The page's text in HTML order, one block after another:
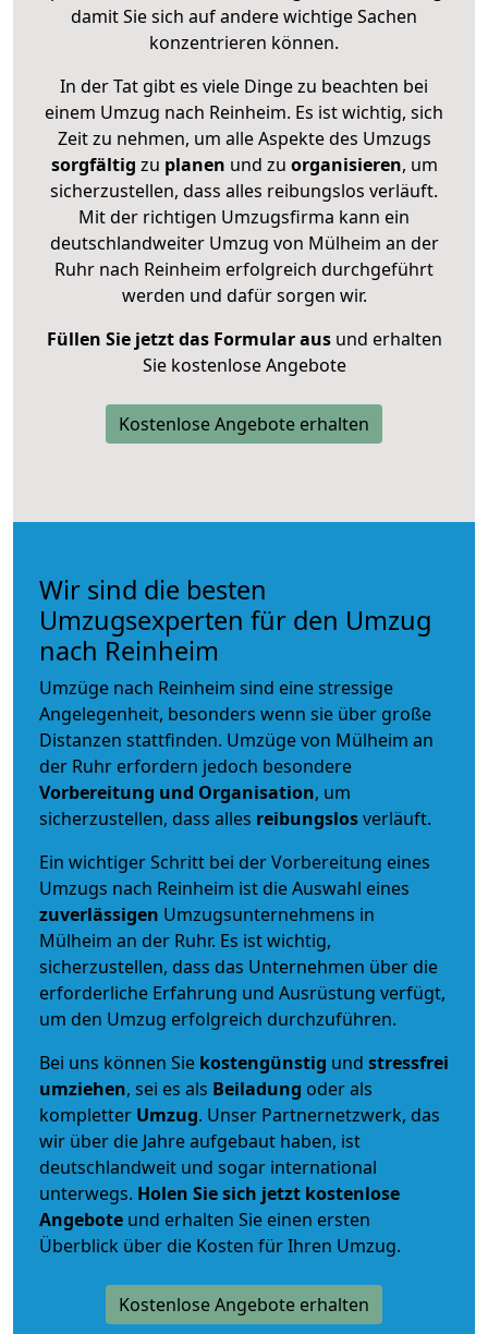
damit Sie sich auf andere wichtige Sachen
konzentrieren können.
In der Tat gibt es viele Dinge zu beachten bei
einem Umzug nach Reinheim. Es ist wichtig, sich
Zeit zu nehmen, um alle Aspekte des Umzugs
sorgfältig zu planen und zu organisieren, um
sicherzustellen, dass alles reibungslos verläuft.
Mit der richtigen Umzugsfirma kann ein
deutschlandweiter Umzug von Mülheim an der
Ruhr nach Reinheim erfolgreich durchgeführt
werden und dafür sorgen wir.
Füllen Sie jetzt das Formular ausund erhalten
Sie kostenlose Angebote
Kostenlose Angebote erhalten
Wir sind die besten
Umzugsexperten für den Umzug
nach Reinheim
Umzüge nach Reinheim sind eine stressige
Angelegenheit, besonders wenn sie über große
Distanzen stattfinden. Umzüge von Mülheim an
der Ruhr erfordern jedoch besondere
Vorbereitung und Organisation, um
sicherzustellen, dass alles reibungslosverläuft.
Ein wichtiger Schritt bei der Vorbereitung eines
Umzugs nach Reinheim ist die Auswahl eines
zuverlässigen Umzugsunternehmens in
Mülheim an der Ruhr. Es ist wichtig,
sicherzustellen, dass das Unternehmen über die
erforderliche Erfahrung und Ausrüstung verfügt,
um den Umzug erfolgreich durchzuführen.
Bei uns können Sie kostengünstig und stressfrei
umziehen, sei es als Beiladung oder als
kompletter Umzug. Unser Partnernetzwerk, das
wir über die Jahre aufgebaut haben, ist
deutschlandweit und sogar international
unterwegs. Holen Sie sich jetzt kostenlose
Angebote und erhalten Sie einen ersten
Überblick über die Kosten für Ihren Umzug.
Kostenlose Angebote erhalten